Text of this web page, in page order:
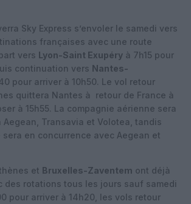
Sky Express s’envoler le samedi vers
françaises avec une route
vers Lyon-Saint Exupéry à 7h15 pour
continuation vers Nantes-
pour arriver à 10h50. Le vol retour
quittera Nantes à retour de France à
à 15h55. La compagnie aérienne sera
Aegean, Transavia et Volotea, tandis
sera en concurrence avec Aegean et
et Bruxelles-Zaventem ont déjà
des rotations tous les jours sauf samedi
pour arriver à 14h20, les vols retour